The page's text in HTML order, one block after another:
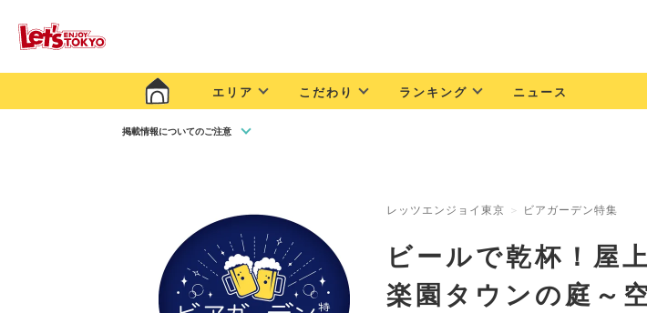
エリア こだわり ランキング ニュース
掲載情報についてのご注意
レッツエンジョイ東京 ビアガーデン特集
ビールで乾杯！屋
楽園タウンの庭～